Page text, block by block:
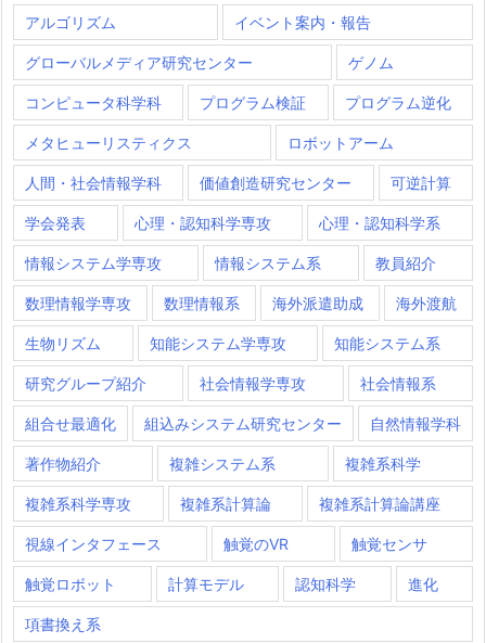
アルゴリズム イベント案内・報告
グローバルメディア研究センター ゲノム
コンピュータ科学科 プログラム検証 プログラム逆化
メタヒューリスティクス ロボットアーム
人間・社会情報学科 価値創造研究センター 可逆計算
学会発表 心理・認知科学専攻 心理・認知科学系
情報システム学専攻 情報システム系 教員紹介
数理情報学専攻 数理情報系 海外派遣助成 海外渡航
生物リズム 知能システム学専攻 知能システム系
研究グループ紹介 社会情報学専攻 社会情報系
組合せ最適化 組込みシステム研究センター 自然情報学科
著作物紹介 複雑システム系 複雑系科学
複雑系科学専攻 複雑系計算論 複雑系計算論講座
視線インタフェース 触覚のVR 触覚センサ
触覚ロボット 計算モデル 認知科学 進化
項書換え系